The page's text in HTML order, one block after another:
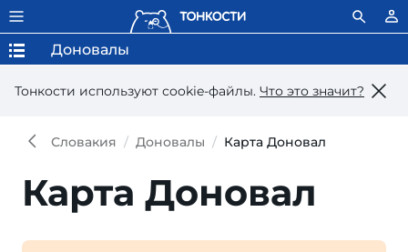
Тонкости используют сookie-файлы. Что это значит?
Доновалы
Словакия Доновалы Карта Доновал
Карта Доновал